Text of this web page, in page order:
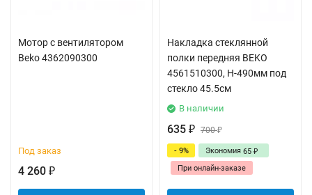
Мотор с вентилятором
Beko 4362090300
Под заказ
4 260 ₽
Накладка стеклянной
полки передняя BEKO
4561510300, Н-490мм под
стекло 45.5см
В наличии
635 ₽ 700₽
- 9% Экономия 65 ₽
При онлайн-заказе